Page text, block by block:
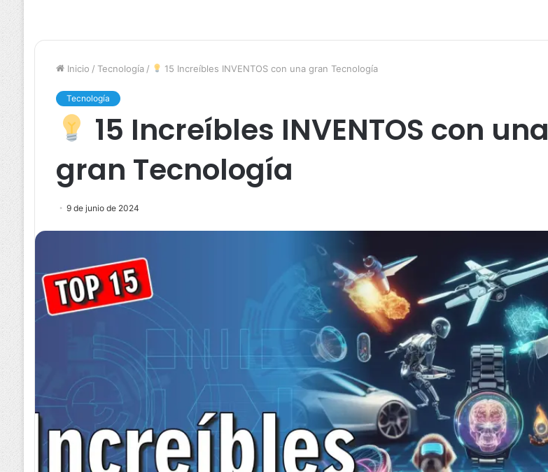
Inicio / Tecnología / 15 Increíbles INVENTOS con una gran Tecnología
Tecnología
15 Increíbles INVENTOS con una
gran Tecnología
9 de junio de 2024